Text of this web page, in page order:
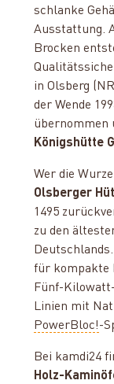
schlanke
Ausstattung.
Brocken
in Olsberg
der Wende
übernommen
Königshütte
Wer die
Olsberger
1495
zu den
für kompakte
Fünf-
Linien mit
PowerBloc!-
Bei kamdi24
Holz-